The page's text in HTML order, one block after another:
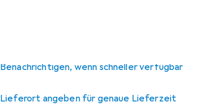
Benachrichtigen, wenn schneller verfügbar
Lieferort angeben für genaue Lieferzeit